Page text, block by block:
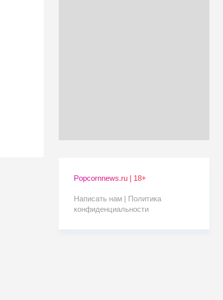
Popcornnews.ru | 18+
Написать нам | Политика
конфиденциальности